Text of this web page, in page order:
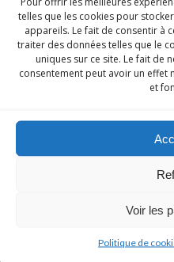
telles que les cookies pour
appareils. Le fait de consentir à
traiter des données telles que le
uniques sur ce site. Le fait de
consentement peut avoir un effet
et
Voir les
Politique de
Notre école vient
Ce label a récemment
meilleure qualité dans
formations
obligatoire pour toute
etc…). N’hésitez pas à
demandes de
Navigation